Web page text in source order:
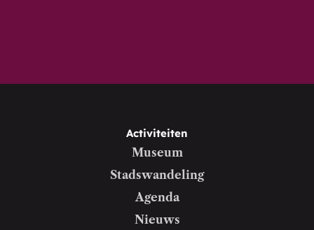
Activiteiten
Museum
Stadswandeling
Agenda
Nieuws